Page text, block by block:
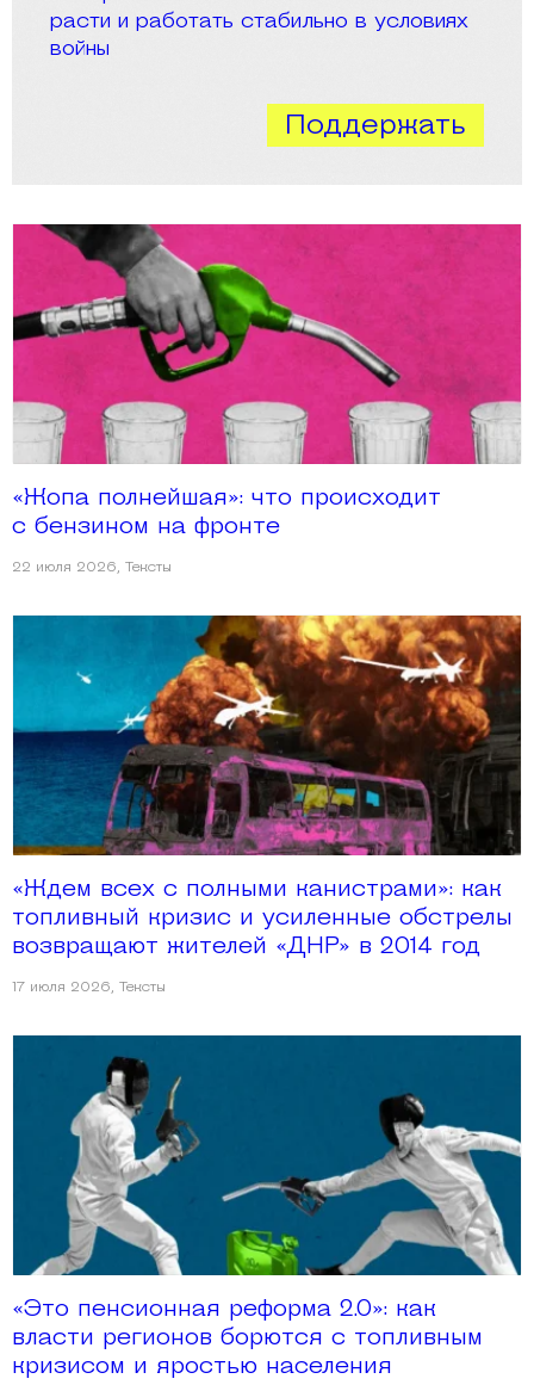
расти и работать стабильно в условиях
войны
Поддержать
«Жопа полнейшая»: что происходит
с бензином на фронте
22 июля 2026, Тексты
«Ждем всех с полными канистрами»: как
топливный кризис и усиленные обстрелы
возвращают жителей «ДНР» в 2014 год
17 июля 2026, Тексты
«Это пенсионная реформа 2.0»: как
власти регионов борются с топливным
кризисом и яростью населения